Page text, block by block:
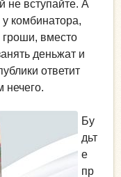
не вступайте. А
у комбинатора,
гроши, вместо
деньжат и
ответит
нечего.
Бу
дьт
е
пр